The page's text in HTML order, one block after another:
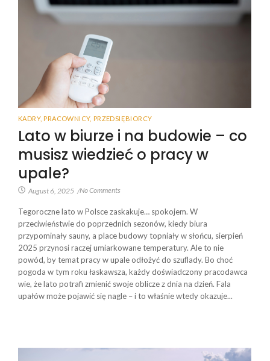
KADRY, PRACOWNICY, PRZEDSIĘBIORCY
Lato w biurze i na budowie – co
musisz wiedzieć o pracy w
upale?
August 6, 2025 /No Comments
Tegoroczne lato w Polsce zaskakuje… spokojem. W
przeciwieństwie do poprzednich sezonów, kiedy biura
przypominały sauny, a place budowy topniały w słońcu, sierpień
2025 przynosi raczej umiarkowane temperatury. Ale to nie
powód, by temat pracy w upale odłożyć do szuflady. Bo choć
pogoda w tym roku łaskawsza, każdy doświadczony pracodawca
wie, że lato potrafi zmienić swoje oblicze z dnia na dzień. Fala
upałów może pojawić się nagle – i to właśnie wtedy okazuje...